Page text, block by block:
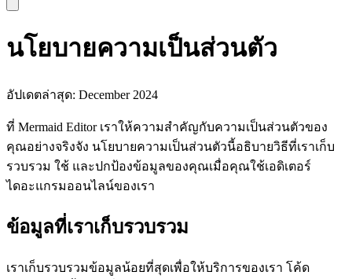
นโยบายความเป็นส่วนตัว
อัปเดตล่าสุด: December 2024
ที่ Mermaid Editor เราให้ความสำคัญกับความเป็นส่วนตัวของ
คุณอย่างจริงจัง นโยบายความเป็นส่วนตัวนี้อธิบายวิธีที่เราเก็บ
รวบรวม ใช้ และปกป้องข้อมูลของคุณเมื่อคุณใช้เอดิเตอร์
ไดอะแกรมออนไลน์ของเรา
ข้อมูลที่เราเก็บรวบรวม
เราเก็บรวบรวมข้อมูลน้อยที่สุดเพื่อให้บริการของเรา โค้ด